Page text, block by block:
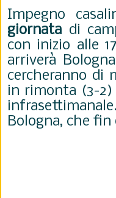
Impegno
giornata di
con inizio alle
arriverà
cercheranno di
in rimonta (3-
Bologna, che